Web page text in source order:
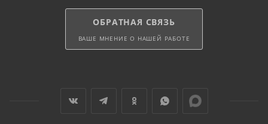
ОБРАТНАЯ СВЯЗЬ
ВАШЕ МНЕНИЕ О НАШЕЙ РАБОТЕ